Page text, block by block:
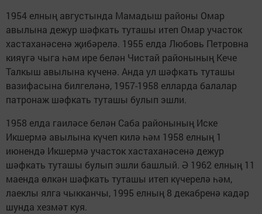
1954 елның августында Мамадыш районы Омар
авылына дежур шәфкать туташы итеп Омар участок
хастаханәсенә җибәрелә. 1955 елда Любовь Петровна
кияүгә чыга һәм ире белән Чистай районының Кече
Талкыш авылына күченә. Анда ул шәфкать туташы
вазифасына билгеләнә, 1957-1958 елларда балалар
патронаж шәфкать туташы булып эшли.
1958 елда гаиләсе белән Саба районының Иске
Икшермә авылына күчеп килә һәм 1958 елның 1
июнендә Икшермә участок хастаханәсенә дежур
шәфкать туташы булып эшли башлый. Ә 1962 елның 11
маенда өлкән шәфкать туташы итеп күчерелә һәм,
лаеклы ялга чыкканчы, 1995 елның 8 декабренә кадәр
шунда хезмәт куя.